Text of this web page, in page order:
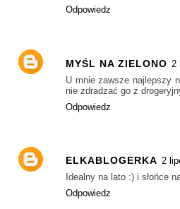
Odpowiedz
MYŚL NA ZIELONO 2
U mnie zawsze najlepszy
nie zdradzać go z
Odpowiedz
ELKABLOGERKA 2
Idealny na lato :) i słońce
Odpowiedz